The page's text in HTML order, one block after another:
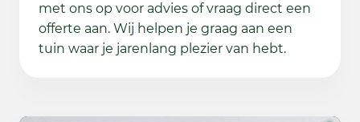
met ons op voor advies of vraag direct een
offerte aan. Wij helpen je graag aan een
tuin waar je jarenlang plezier van hebt.